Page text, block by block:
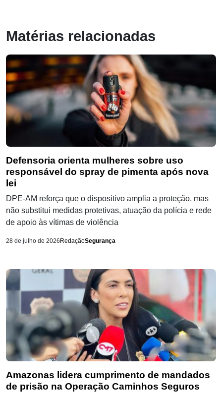
Matérias relacionadas
Defensoria orienta mulheres sobre uso
responsável do spray de pimenta após nova
lei
DPE-AM reforça que o dispositivo amplia a proteção, mas
não substitui medidas protetivas, atuação da polícia e rede
de apoio às vítimas de violência
28 de julho de 2026 RedaçãoSegurança
Amazonas lidera cumprimento de mandados
de prisão na Operação Caminhos Seguros